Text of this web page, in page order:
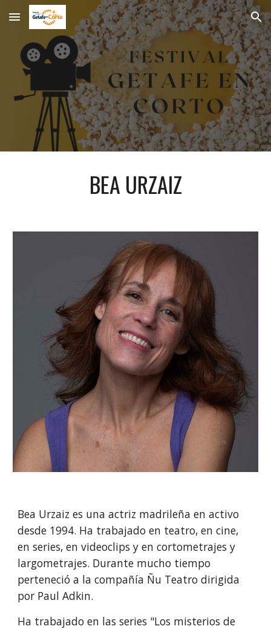
Skip to main content Skip to navigation
BEA URZAIZ
Bea Urzaiz es una actriz madrileña en activo
desde 1994. Ha trabajado en teatro, en cine,
en series, en videoclips y en cortometrajes y
largometrajes. Durante mucho tiempo
perteneció a la compañía Ñu Teatro dirigida
por Paul Adkin.
Ha trabajado en las series "Los misterios de